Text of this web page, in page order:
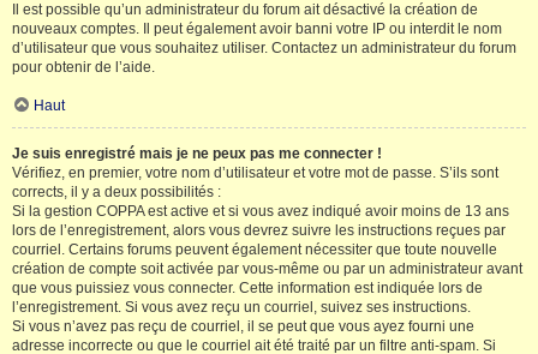
Il est possible qu’un administrateur du forum ait désactivé la création de
nouveaux comptes. Il peut également avoir banni votre IP ou interdit le nom
d’utilisateur que vous souhaitez utiliser. Contactez un administrateur du forum
pour obtenir de l’aide.
Haut
Je suis enregistré mais je ne peux pas me connecter !
Vérifiez, en premier, votre nom d’utilisateur et votre mot de passe. S’ils sont
corrects, il y a deux possibilités :
Si la gestion COPPA est active et si vous avez indiqué avoir moins de 13 ans
lors de l’enregistrement, alors vous devrez suivre les instructions reçues par
courriel. Certains forums peuvent également nécessiter que toute nouvelle
création de compte soit activée par vous-même ou par un administrateur avant
que vous puissiez vous connecter. Cette information est indiquée lors de
l’enregistrement. Si vous avez reçu un courriel, suivez ses instructions.
Si vous n’avez pas reçu de courriel, il se peut que vous ayez fourni une
adresse incorrecte ou que le courriel ait été traité par un filtre anti-spam. Si